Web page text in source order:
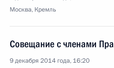
Москва, Кремль
Совещание с членами
9 декабря 2014 года, 16:20